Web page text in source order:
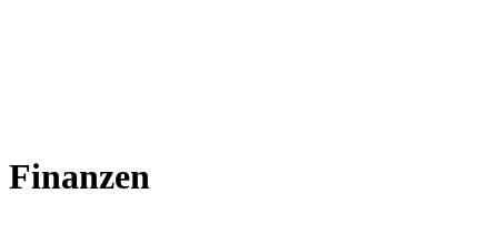
Finanzen